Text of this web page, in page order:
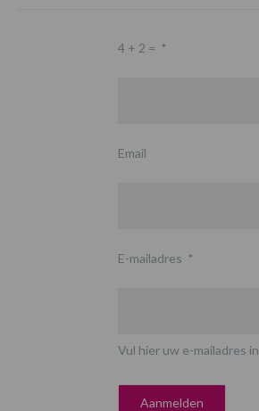
4 + 2 = *
Email
E-mailadres *
Vul hier uw e-mailadres in